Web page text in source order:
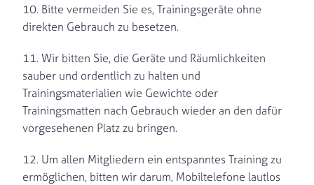
10. Bitte vermeiden Sie es, Trainingsgeräte ohne
direkten Gebrauch zu besetzen.
11. Wir bitten Sie, die Geräte und Räumlichkeiten
sauber und ordentlich zu halten und
Trainingsmaterialien wie Gewichte oder
Trainingsmatten nach Gebrauch wieder an den dafür
vorgesehenen Platz zu bringen.
12. Um allen Mitgliedern ein entspanntes Training zu
ermöglichen, bitten wir darum, Mobiltelefone lautlos